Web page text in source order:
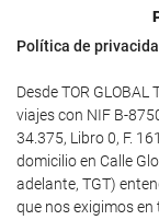
Política de
Desde TOR GLOBAL
viajes con NIF B-
34.375, Libro 0, F.
domicilio en Calle
adelante, TGT)
que nos exigimos